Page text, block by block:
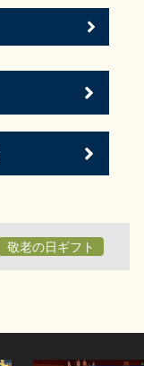
敬老の日ギフト